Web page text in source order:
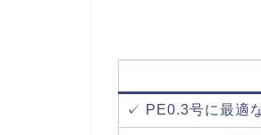
✓ PE0.3号に最適